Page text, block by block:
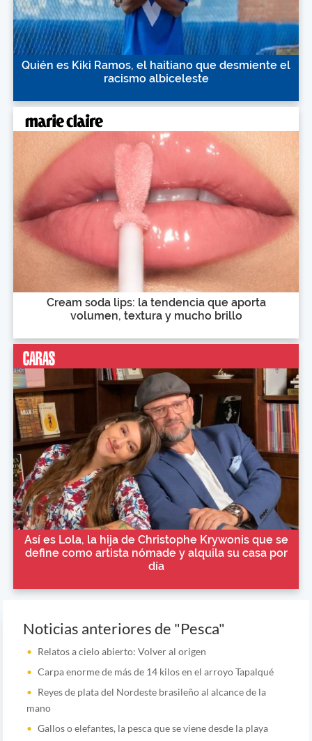
Quién es Kiki Ramos, el haitiano que desmiente el
racismo albiceleste
Cream soda lips: la tendencia que aporta
volumen, textura y mucho brillo
Así es Lola, la hija de Christophe Krywonis que se
define como artista nómade y alquila su casa por
día
Noticias anteriores de "Pesca"
Relatos a cielo abierto: Volver al origen
Carpa enorme de más de 14 kilos en el arroyo Tapalqué
Reyes de plata del Nordeste brasileño al alcance de la
mano
Gallos o elefantes, la pesca que se viene desde la playa